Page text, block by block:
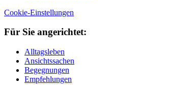
Cookie-Einstellungen
Für Sie an­ge­rich­tet:
Alltagsleben
Ansichtssachen
Begegnungen
Empfehlungen